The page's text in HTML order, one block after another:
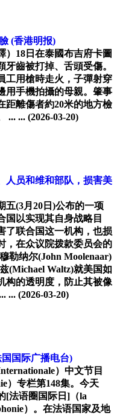
(香港明报)
）18日在泰國布吉府卡圖
齒被打掉、舌頭受傷。
工用槍時走火，子彈射穿
用手機拍攝的母親。肇事
距離傷者約20米的地方檢
... ... (2026-03-20)
人员和维和部队，损害美
五(3月20日)公布的一项
国以实现其自身战略目
了联合国这一机构，也损
，在众议院拨款委员会的
勒纳尔(John Moolenaar)
(Michael Waltz)就美国如
构的透明度，防止其被像
... (2026-03-20)
国国际广播电台)
）中文节目
）专栏第148集。今天
[法语圈国际日]（la
）。在法语国家及地